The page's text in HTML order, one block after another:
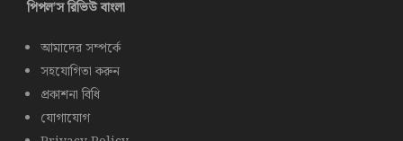
পিপল’স রিভিউ বাংলা
আমাদের সম্পর্কে
সহযোগিতা করুন
প্রকাশনা বিধি
যোগাযোগ